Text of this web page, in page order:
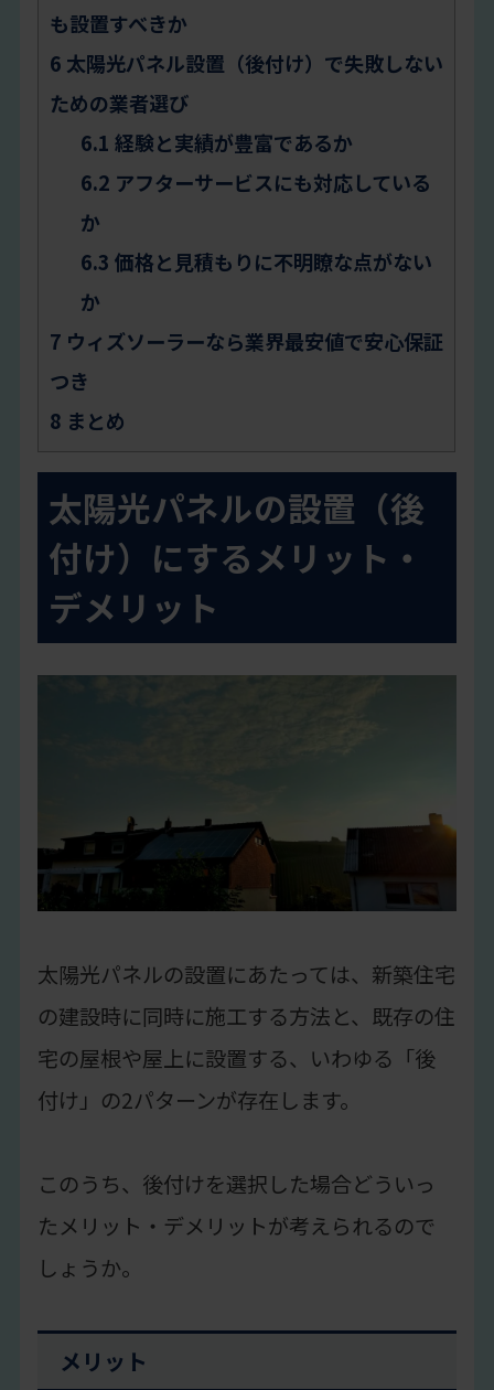
も設置すべきか
6 太陽光パネル設置（後付け）で失敗しない
ための業者選び
6.1 経験と実績が豊富であるか
6.2 アフターサービスにも対応している
か
6.3 価格と見積もりに不明瞭な点がない
か
7 ウィズソーラーなら業界最安値で安心保証
つき
8 まとめ
太陽光パネルの設置（後
付け）にするメリット・
デメリット
太陽光パネルの設置にあたっては、新築住宅
の建設時に同時に施工する方法と、既存の住
宅の屋根や屋上に設置する、いわゆる「後
付け」の2パターンが存在します。
このうち、後付けを選択した場合どういっ
たメリット・デメリットが考えられるので
しょうか。
メリット